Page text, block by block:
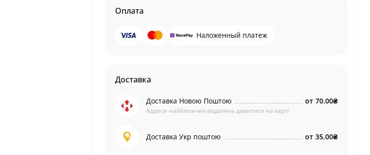
Оплата
Наложенный платеж
Доставка
Доставка Новою Поштою
Адреси найближчих відділень дивитися на карті
от 70.00₴
Доставка Укр поштою от 35.00₴